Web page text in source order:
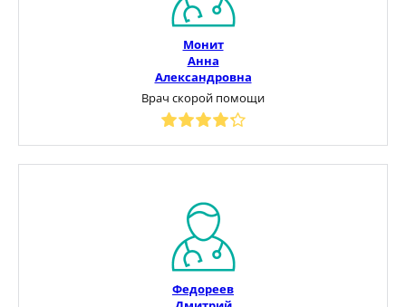
Монит
Анна
Александровна
Врач скорой помощи
Федореев